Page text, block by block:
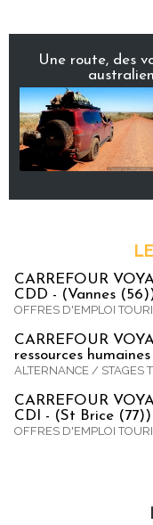
Une route, des
CARREFOUR
CDD - (Vannes
OFFRES D'EMPLOI
CARREFOUR
ressources
ALTERNANCE / STAGES
CARREFOUR
CDI - (St Brice (77))
OFFRES D'EMPLOI